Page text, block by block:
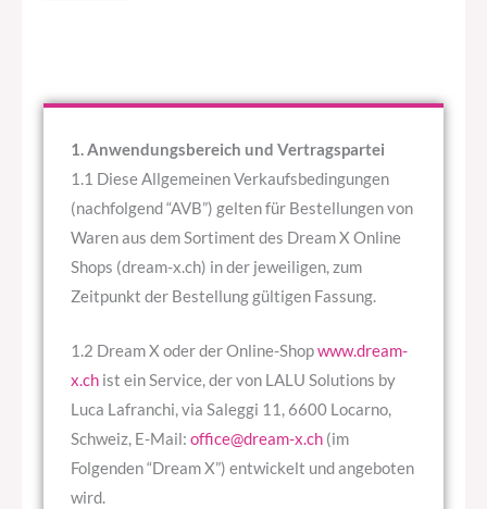
1. Anwendungsbereich und Vertragspartei
1.1 Diese Allgemeinen Verkaufsbedingungen
(nachfolgend “AVB”) gelten für Bestellungen von
Waren aus dem Sortiment des Dream X Online
Shops (dream-x.ch) in der jeweiligen, zum
Zeitpunkt der Bestellung gültigen Fassung.
1.2 Dream X oder der Online-Shopwww.dream-
x.ch ist ein Service, der von LALU Solutions by
Luca Lafranchi, via Saleggi 11, 6600 Locarno,
Schweiz, E-Mail: office@dream-x.ch (im
Folgenden “Dream X”) entwickelt und angeboten
wird.